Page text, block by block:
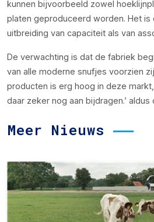
kunnen bijvoorbeeld zowel
platen geproduceerd worden. Het
uitbreiding van capaciteit als van
De verwachting is dat de fabriek
van alle moderne snufjes voorzien
producten is erg hoog in deze
daar zeker nog aan bijdragen.’ aldus
Meer Nieuws